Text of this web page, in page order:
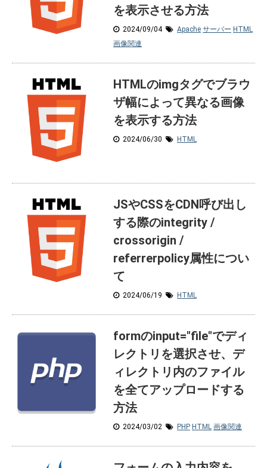
を表示させる方法
2024/09/04 Apache サーバー HTML
画像関連
HTMLのimgタグでブラウ
ザ幅によって異なる画像
を表示する方法
2024/06/30 HTML
JSやCSSをCDN呼び出し
する際のintegrity /
crossorigin /
referrerpolicy属性につい
て
2024/06/19 HTML
formのinput="file"でディ
レクトリを選択させ、デ
ィレクトリ内のファイル
を全てアップロードする
方法
2024/03/02 PHP HTML 画像関連